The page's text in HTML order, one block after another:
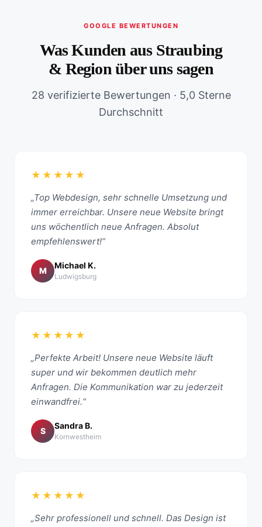
GOOGLE BEWERTUNGEN
Was Kunden aus Straubing
& Region über uns sagen
28 verifizierte Bewertungen · 5,0 Sterne
Durchschnitt
★★★★★
„Top Webdesign, sehr schnelle Umsetzung und
immer erreichbar. Unsere neue Website bringt
uns wöchentlich neue Anfragen. Absolut
empfehlenswert!“
M
Michael K.
Ludwigsburg
★★★★★
„Perfekte Arbeit! Unsere neue Website läuft
super und wir bekommen deutlich mehr
Anfragen. Die Kommunikation war zu jederzeit
einwandfrei.“
S
Sandra B.
Kornwestheim
★★★★★
„Sehr professionell und schnell. Das Design ist